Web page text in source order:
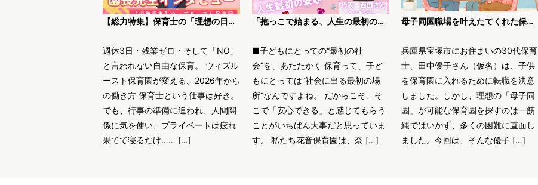
【総力特集】保育士の「理想の日常」がここにある。ウィズルースト保育園園長インタビュー
週休3日・残業ゼロ・そして「NO」
と言われない自由な保育。 ウィズル
ースト保育園が変える、2026年から
の働き方 保育士という仕事は好き。
でも、行事の準備に追われ、人間関
係に気を使い、プライベートは疲れ
果てて寝るだけ…… […]
「抱っこで始まる、人生の最初の安心」〜花音保育園・西田代表が語る、“丁寧な保育”のかたち〜
■子どもにとっての“最初の社
会”を、あたたかく 保育って、子ど
もにとっては“社会に出る最初の場
所”なんですよね。 だからこそ、そ
こで「安心できる」と感じてもらう
ことがいちばん大事だと思っていま
す。 私たち花音保育園は、奈 […]
母子同園職場を叶えたてくれた保育士求人JOBS
兵庫県宝塚市にお住まいの30代保育
士、田中優子さん（仮名）は、子供
を保育園に入れるために転職を決意
しました。しかし、理想の「母子同
園」が可能な保育園を探すのは一筋
縄ではいかず、多くの困難に直面し
ました。今回は、そんな優子 […]